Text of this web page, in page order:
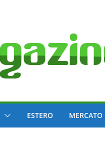
ESTERO MERCATO